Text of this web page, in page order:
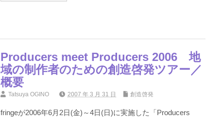
Producers meet Producers 2006 地
域の制作者のための創造啓発ツアー／
概要
Tatsuya OGINO 2007 年 3 月 31 日 創造啓発
fringeが2006年6月2日(金)～4日(日)に実施した「Producers